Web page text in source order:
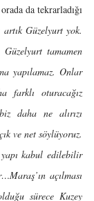
da tekrarladığı
Güzelyurt yok.
tamamen
yapılamaz. Onlar
farklı oturacağız
daha ne alırızı
ve net söylüyoruz.
kabul edilebilir
açılması
sürece Kuzey